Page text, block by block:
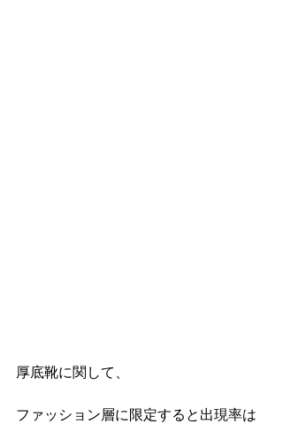
厚底靴に関して、
ファッション層に限定すると出現率は